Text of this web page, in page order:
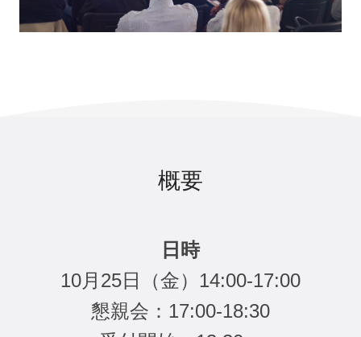
概要
日時
10月25日（金）14:00-17:00
懇親会：17:00-18:30